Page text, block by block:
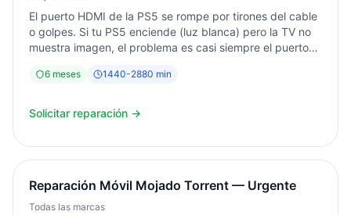
El puerto HDMI de la PS5 se rompe por tirones del cable
o golpes. Si tu PS5 enciende (luz blanca) pero la TV no
muestra imagen, el problema es casi siempre el puerto
mediante microsoldadura especializada. Diagnóstico
6 meses 1440-2880 min
Solicitar reparación →
Reparación Móvil Mojado Torrent — Urgente
Todas las marcas